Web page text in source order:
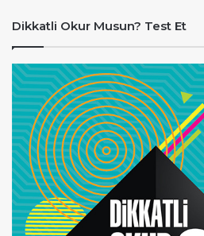
Dikkatli Okur Musun? Test Et